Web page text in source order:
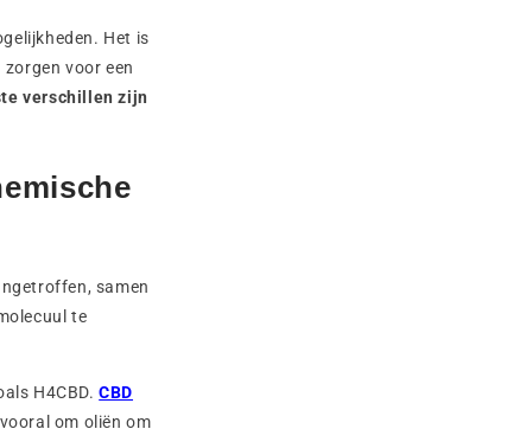
Het is
voor een
verschillen zijn
samen
te
H4CBD.CBD
om oliën om